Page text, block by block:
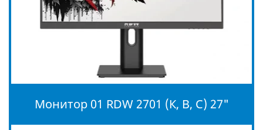
Монитор 01 RDW 2701 (К, B, C) 27"